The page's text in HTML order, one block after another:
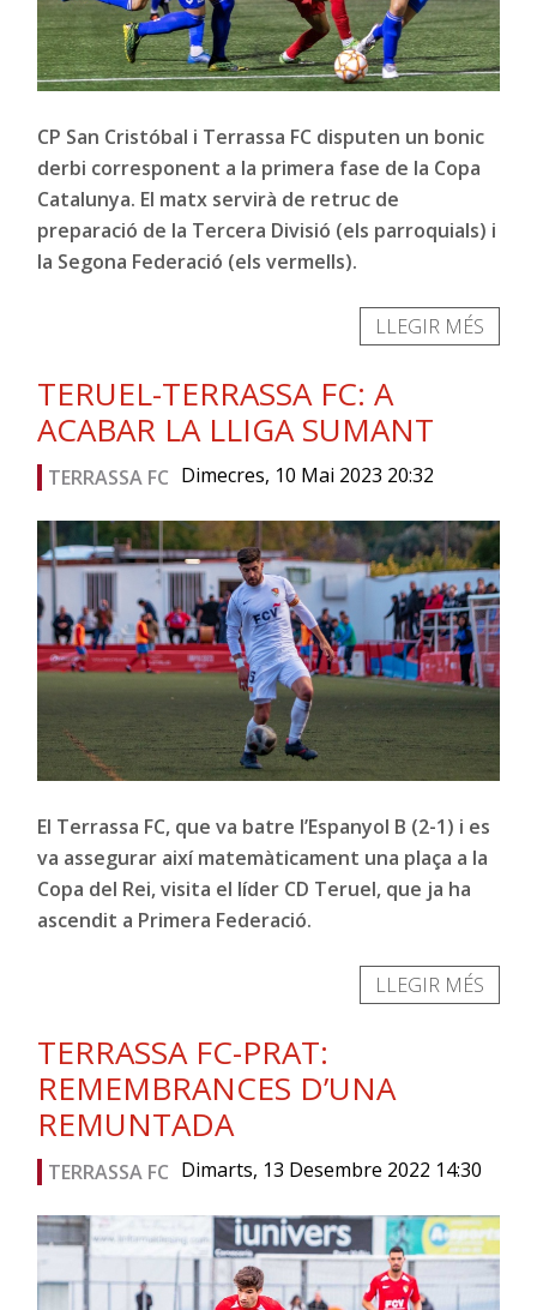
CP San Cristóbal i Terrassa FC disputen un bonic
derbi corresponent a la primera fase de la Copa
Catalunya. El matx servirà de retruc de
preparació de la Tercera Divisió (els parroquials) i
la Segona Federació (els vermells).
LLEGIR MÉS
TERUEL-TERRASSA FC: A
ACABAR LA LLIGA SUMANT
TERRASSA FC Dimecres, 10 Mai 2023 20:32
El Terrassa FC, que va batre l’Espanyol B (2-1) i es
va assegurar així matemàticament una plaça a la
Copa del Rei, visita el líder CD Teruel, que ja ha
ascendit a Primera Federació.
LLEGIR MÉS
TERRASSA FC-PRAT:
REMEMBRANCES D’UNA
REMUNTADA
TERRASSA FC Dimarts, 13 Desembre 2022 14:30